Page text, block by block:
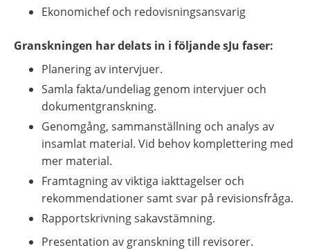
Ekonomichef och redovisningsansvarig
Granskningen har delats in i följande sJu faser:
Planering av intervjuer.
Samla fakta/undeliag genom intervjuer och
dokumentgranskning.
Genomgång, sammanställning och analys av
insamlat material. Vid behov komplettering med
mer material.
Framtagning av viktiga iakttagelser och
rekommendationer samt svar på revisionsfråga.
Rapportskrivning sakavstämning.
Presentation av granskning till revisorer.